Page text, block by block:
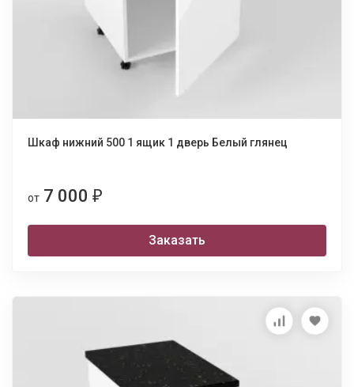
Шкаф нижний 500 1 ящик 1 дверь Белый глянец
от 7 000 ₽
Заказать